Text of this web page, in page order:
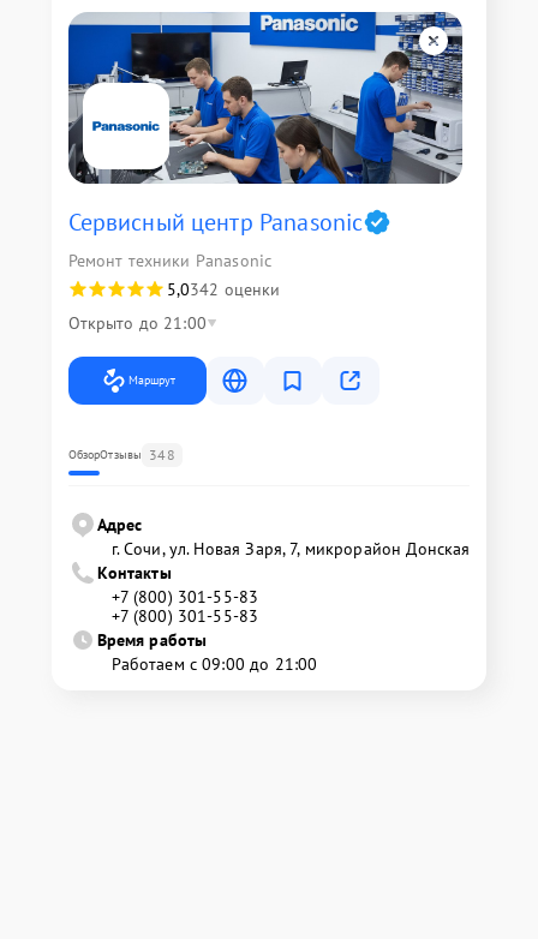
Сервисный центр Panasonic
Ремонт техники Panasonic
5,0342 оценки
Открыто до 21:00
Маршрут
ОбзорОтзывы 348
Адрес
г. Сочи, ул. Новая Заря, 7, микрорайон Донская
Контакты
+7 (800) 301-55-83
+7 (800) 301-55-83
Время работы
Работаем с 09:00 до 21:00